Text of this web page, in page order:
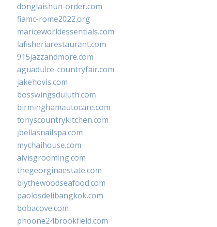
donglaishun-order.com
fiamc-rome2022.org
mariceworldessentials.com
lafisheriarestaurant.com
915jazzandmore.com
aguadulce-countryfair.com
jakehovis.com
bosswingsduluth.com
birminghamautocare.com
tonyscountrykitchen.com
jbellasnailspa.com
mychaihouse.com
alvisgrooming.com
thegeorginaestate.com
blythewoodseafood.com
paolosdelibangkok.com
bobacove.com
phoone24brookfield.com